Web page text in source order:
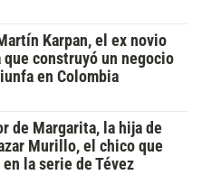
Karpan, el ex novio
que construyó un negocio
en Colombia
de Margarita, la hija de
Murillo, el chico que
la serie de Tévez